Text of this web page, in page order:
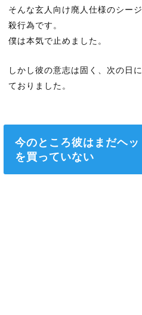
そんな玄人向け廃人仕様のシー
殺行為です。
僕は本気で止めました。
しかし彼の意志は固く、次の日
ておりました。
今のところ彼はまだヘ
を買っていない